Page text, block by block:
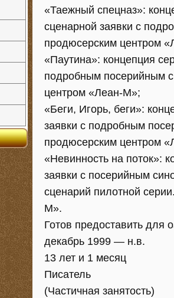
«Таежный спецназ»:
сценарной заявки с
продюсерским центром
«Паутина»: концепция
подробным посерийным
центром «Леан-М»;
«Беги, Игорь, беги»:
заявки с подробным
продюсерским центром
«Невинность на поток»:
заявки с посерийным
сценарий пилотной
М».
Готов предоставить для
декабрь 1999 — н.в.
13 лет и 1 месяц
Писатель
(Частичная занятость)